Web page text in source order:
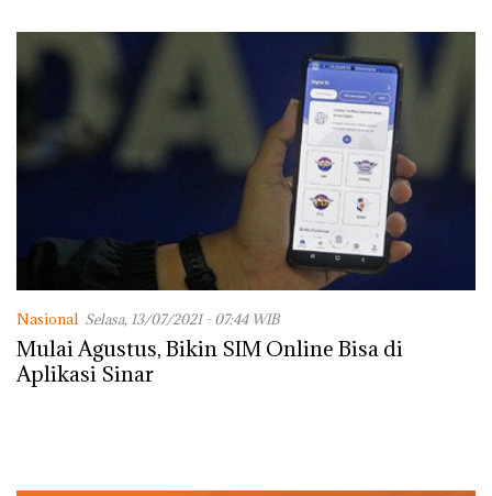
Nasional Selasa, 13/07/2021 - 07:44 WIB
Mulai Agustus, Bikin SIM Online Bisa di
Aplikasi Sinar